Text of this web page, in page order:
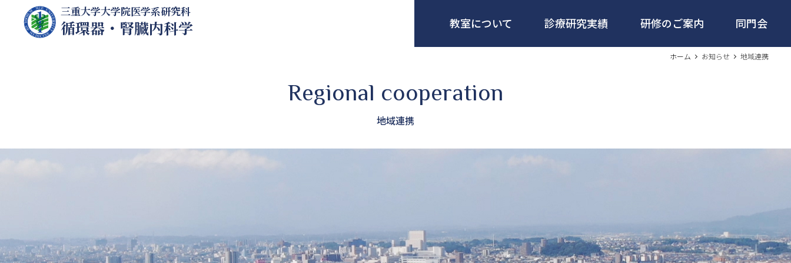
三重大学大学院医学系研究科
循環器・腎臓内科学 教室について 診療研究実績 研修のご案内 同門会
ホーム お知らせ 地域連携
Regional cooperation
地域連携